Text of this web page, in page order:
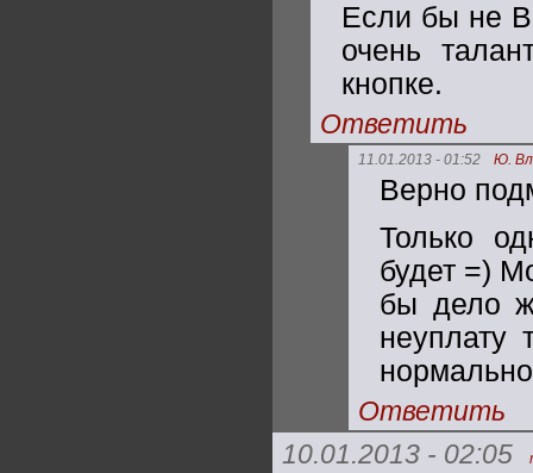
Если бы не
очень
кнопке.
Ответить
11.01.2013 - 01:52 Ю.
Верно
Только
будет =)
бы дело
Ответить
10.01.2013 - 02:05